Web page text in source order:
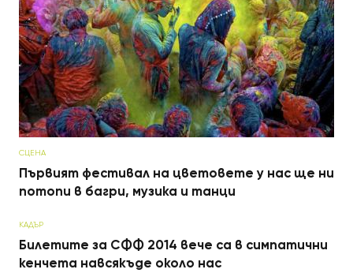
СЦЕНА
Първият фестивал на цветовете у нас ще ни
потопи в багри, музика и танци
КАДЪР
Билетите за СФФ 2014 вече са в симпатични
кенчета навсякъде около нас